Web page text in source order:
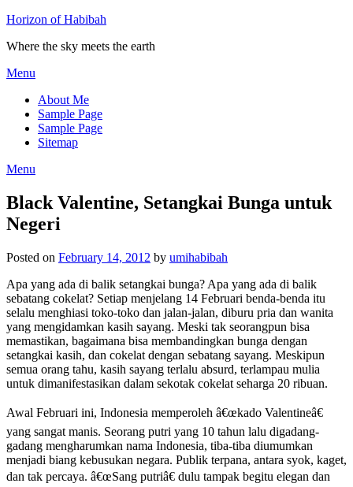
Horizon of Habibah
Where the sky meets the earth
Menu
About Me
Sample Page
Sample Page
Sitemap
Menu
Black Valentine, Setangkai Bunga untuk
Negeri
Posted on February 14, 2012 by umihabibah
Apa yang ada di balik setangkai bunga? Apa yang ada di balik
sebatang cokelat? Setiap menjelang 14 Februari benda-benda itu
selalu menghiasi toko-toko dan jalan-jalan, diburu pria dan wanita
yang mengidamkan kasih sayang. Meski tak seorangpun bisa
memastikan, bagaimana bisa membandingkan bunga dengan
setangkai kasih, dan cokelat dengan sebatang sayang. Meskipun
semua orang tahu, kasih sayang terlalu absurd, terlampau mulia
untuk dimanifestasikan dalam sekotak cokelat seharga 20 ribuan.
Awal Februari ini, Indonesia memperoleh â€œkado Valentineâ€
yang sangat manis. Seorang putri yang 10 tahun lalu digadang-
gadang mengharumkan nama Indonesia, tiba-tiba diumumkan
menjadi biang kebusukan negara. Publik terpana, antara syok, kaget,
dan tak percaya. â€œSang putriâ€ dulu tampak begitu elegan dan